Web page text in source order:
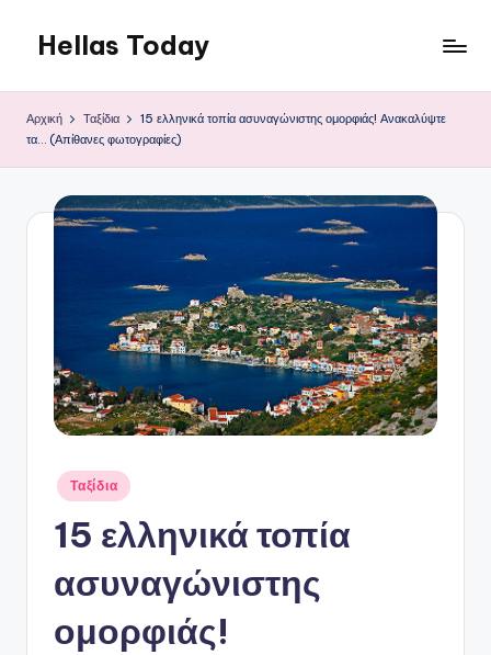
Μετάβαση
περιεχόμενο
Hellas Today
Αρχική Ταξίδια
15 ελληνικά τοπία ασυναγώνιστης ομορφιάς! Ανακαλύψτε
τα… (Απίθανες φωτογραφίες)
Αναρτήθηκε
σε
Ταξίδια
15 ελληνικά τοπία
ασυναγώνιστης
ομορφιάς!